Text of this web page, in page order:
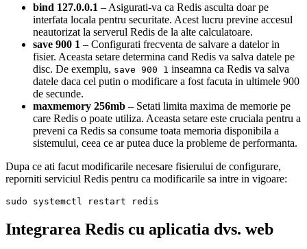
bind 127.0.0.1 – Asigurati-va ca Redis asculta doar pe
interfata locala pentru securitate. Acest lucru previne accesul
neautorizat la serverul Redis de la alte calculatoare.
save 900 1 – Configurati frecventa de salvare a datelor in
fisier. Aceasta setare determina cand Redis va salva datele pe
disc. De exemplu, save 900 1 inseamna ca Redis va salva
datele daca cel putin o modificare a fost facuta in ultimele 900
de secunde.
maxmemory 256mb – Setati limita maxima de memorie pe
care Redis o poate utiliza. Aceasta setare este cruciala pentru a
preveni ca Redis sa consume toata memoria disponibila a
sistemului, ceea ce ar putea duce la probleme de performanta.
Dupa ce ati facut modificarile necesare fisierului de configurare,
reporniti serviciul Redis pentru ca modificarile sa intre in vigoare:
Integrarea Redis cu aplicatia dvs. web